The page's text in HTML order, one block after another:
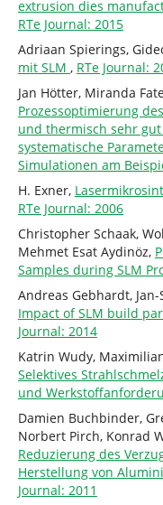
extrusion dies
RTe Journal: 2015
Adriaan Spierings,
mit SLM , RTe Journal:
Jan Hötter, Miranda
Prozessoptimierung
und thermisch sehr
systematische
Simulationen am
H. Exner,
RTe Journal: 2006
Christopher Schaak,
Mehmet Esat Aydinöz,
Samples during SLM
Andreas Gebhardt,
Impact of SLM build
Journal: 2014
Katrin Wudy,
Selektives
und
Damien Buchbinder,
Norbert Pirch, Konrad
Reduzierung des
Herstellung von
Journal: 2011